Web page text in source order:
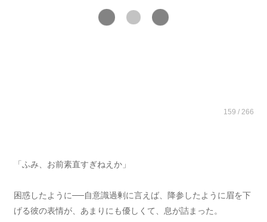
159 / 266
「ふみ、お前素直すぎねえか」
困惑したように──自意識過剰に言えば、降参したように眉を下
げる彼の表情が、あまりにも優しくて、息が詰まった。